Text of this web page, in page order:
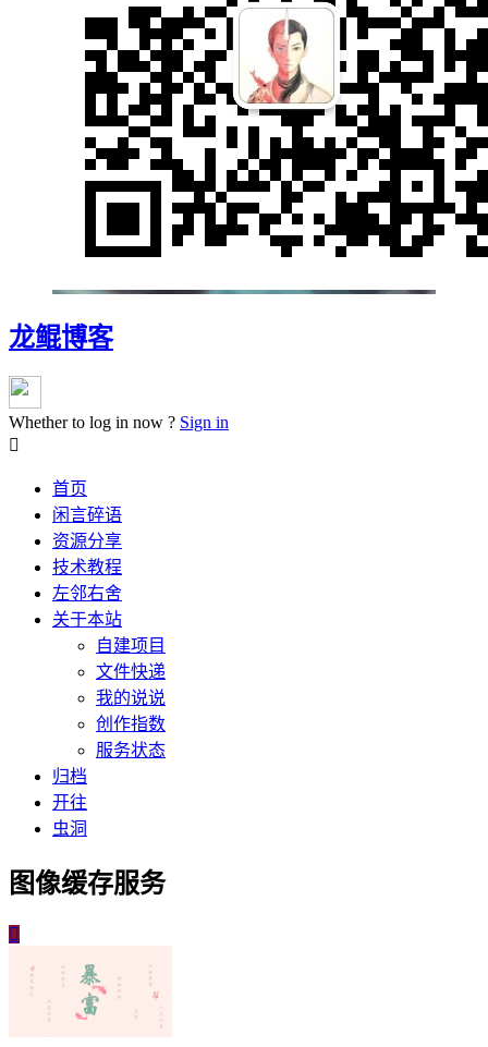
龙鲲博客
Whether to log in now ? Sign in

首页
闲言碎语
资源分享
技术教程
左邻右舍
关于本站
自建项目
文件快递
我的说说
创作指数
服务状态
归档
开往
虫洞
图像缓存服务
